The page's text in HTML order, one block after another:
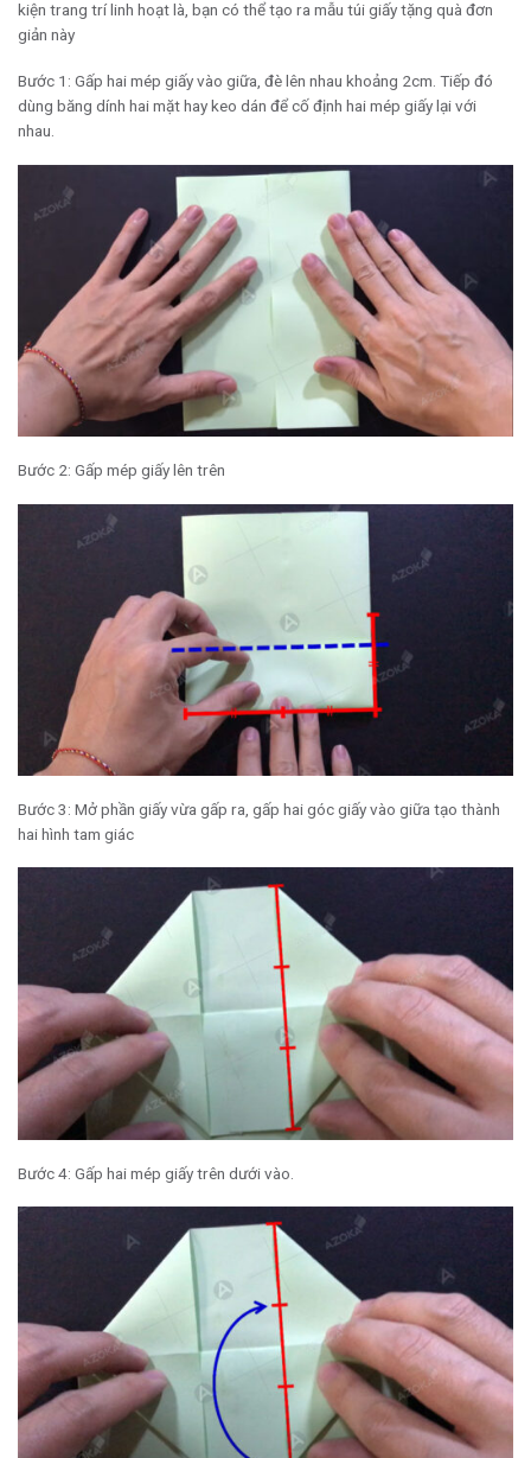
kiện trang trí linh hoạt là, bạn có thể tạo ra mẫu túi giấy tặng quà đơn
giản này
Bước 1: Gấp hai mép giấy vào giữa, đè lên nhau khoảng 2cm. Tiếp đó
dùng băng dính hai mặt hay keo dán để cố định hai mép giấy lại với
nhau.
Bước 2: Gấp mép giấy lên trên
Bước 3: Mở phần giấy vừa gấp ra, gấp hai góc giấy vào giữa tạo thành
hai hình tam giác
Bước 4: Gấp hai mép giấy trên dưới vào.